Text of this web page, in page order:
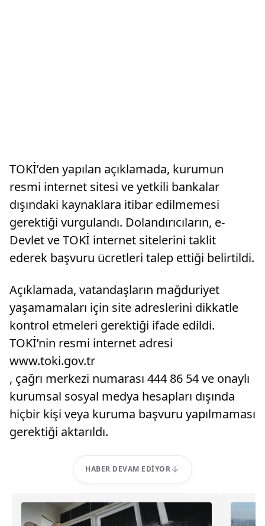
TOKİ’den yapılan açıklamada, kurumun
resmi internet sitesi ve yetkili bankalar
dışındaki kaynaklara itibar edilmemesi
gerektiği vurgulandı. Dolandırıcıların, e-
Devlet ve TOKİ internet sitelerini taklit
ederek başvuru ücretleri talep ettiği belirtildi.
Açıklamada, vatandaşların mağduriyet
yaşamamaları için site adreslerini dikkatle
kontrol etmeleri gerektiği ifade edildi.
TOKİ’nin resmi internet adresi
www.toki.gov.tr
, çağrı merkezi numarası 444 86 54 ve onaylı
kurumsal sosyal medya hesapları dışında
hiçbir kişi veya kuruma başvuru yapılmaması
gerektiği aktarıldı.
HABER DEVAM EDIYOR